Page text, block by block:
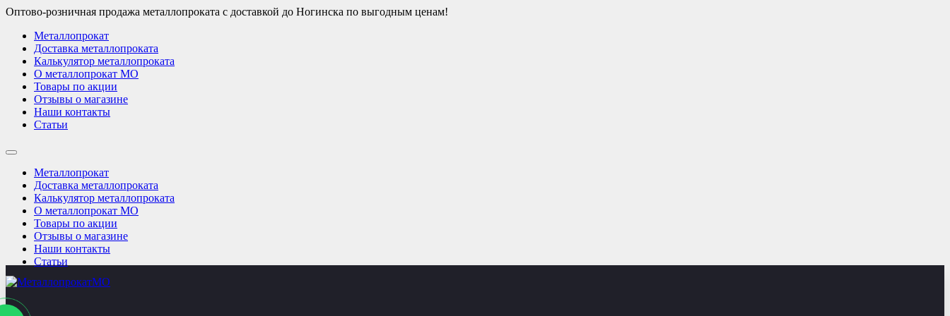
Оптово-розничная продажа металлопроката с доставкой до Ногинска по выгодным ценам!
Металлопрокат
Доставка металлопроката
Калькулятор металлопроката
О металлопрокат МО
Товары по акции
Отзывы о магазине
Наши контакты
Статьи
Металлопрокат
Доставка металлопроката
Калькулятор металлопроката
О металлопрокат МО
Товары по акции
Отзывы о магазине
Наши контакты
Статьи